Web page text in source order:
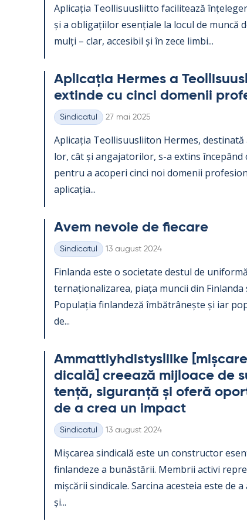
Aplicația Teol­li­suus­liitto faci­li­tează
și a obli­gații­lor esențiale la locul de muncă
mulți – clar, acce­si­bil și în zece limbi...
Aplicația Her­mes a
ex­tinde cu cinci do­me­nii
Categorii
Sindicatul Kirjoitettu
27 mai 2025
Aplicația Teol­li­suus­lii­ton Her­mes,
lor, cât și an­ga­ja­to­ri­lor, s-a ex­tins începând
pentru a aco­peri cinci noi do­me­nii
aplicația...
Avem ne­voie de fiecare
Categorii
Sindicatul Kirjoitettu
13 august 2024
Fin­landa este o socie­tate des­tul de
ter­națio­na­liza­rea, piața muncii din Fin­landa
Po­pu­lația fin­lan­deză îmbătrâ­nește și iar
de...
Am­mat­tiyh­dis­tys­liike
dicală] cree­ază mij­loace de
tență, si­gu­ranță și oferă
de a crea un im­pact
Categorii
Sindicatul Kirjoitettu
13 august 2024
Mișca­rea sin­dicală este un con­struc­tor
fin­lan­deze a bunăstă­rii. Mem­brii ac­tivi
mișcă­rii sin­dicale. Sarcina aces­teia este de
și...